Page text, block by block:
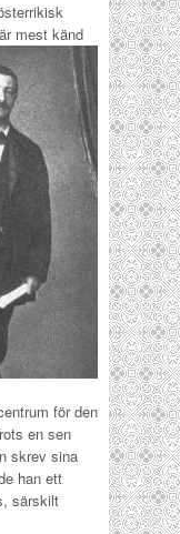
mest känd
för den
en sen
skrev sina
han ett
särskilt